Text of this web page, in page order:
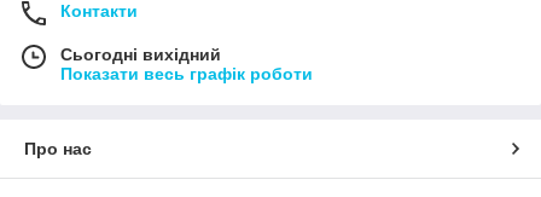
Контакти
Сьогодні вихідний
Показати весь графік роботи
Про нас